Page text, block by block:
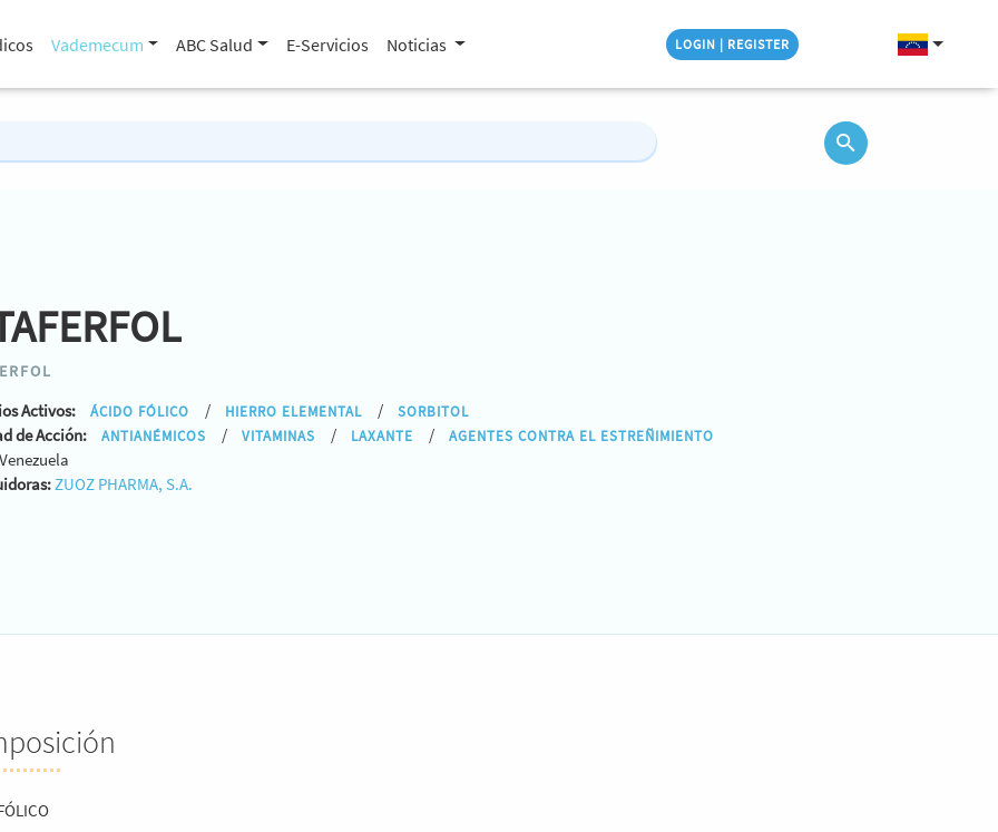
Vademecum ABC Salud E-Servicios Noticias LOGIN | REGISTER
Activos: ÁCIDO FÓLICO / HIERRO ELEMENTAL / SORBITOL
de Acción: ANTIANÉMICOS / VITAMINAS / LAXANTE / AGENTES CONTRA EL ESTREÑIMIENTO
Venezuela
ZUOZ PHARMA, S.A.